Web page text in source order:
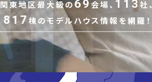
関東地区最大級の69会場、 113社、
817棟のモデルハウス情報を網羅！